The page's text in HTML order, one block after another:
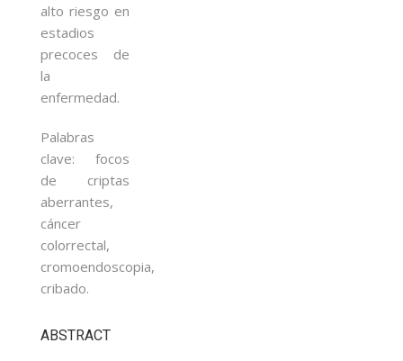
alto riesgo en
estadios
precoces de
la
enfermedad.
Palabras
clave: focos
de criptas
aberrantes,
cáncer
colorrectal,
cromoendoscopia,
cribado.
ABSTRACT